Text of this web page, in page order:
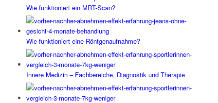
Wie funktioniert ein MRT-Scan?
Wie funktioniert eine Röntgenaufnahme?
Innere Medizin – Fachbereiche, Diagnostik und Therapie